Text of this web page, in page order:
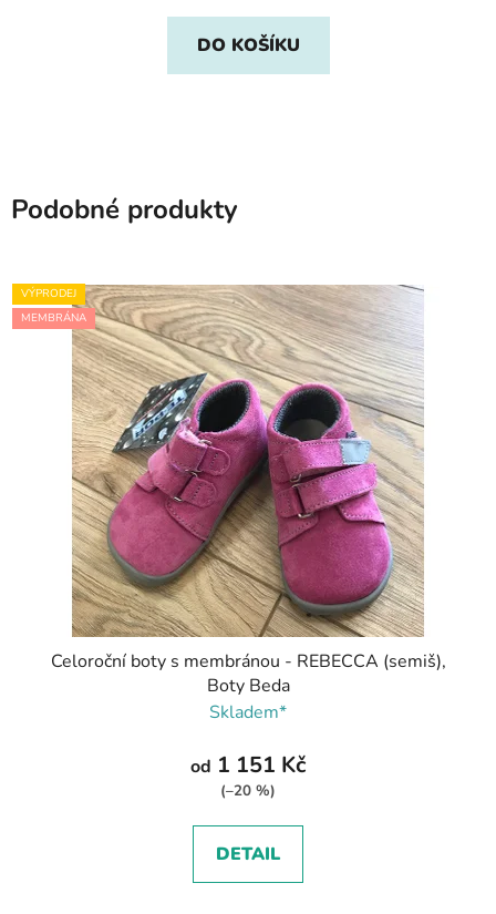
DO KOŠÍKU
Podobné produkty
VÝPRODEJ
MEMBRÁNA
Celoroční boty s membránou - REBECCA (semiš),
Boty Beda
Skladem*
od 1 151 Kč
(–20 %)
DETAIL